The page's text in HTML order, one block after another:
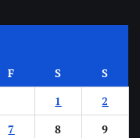
F S
S
1
2
7 8
9